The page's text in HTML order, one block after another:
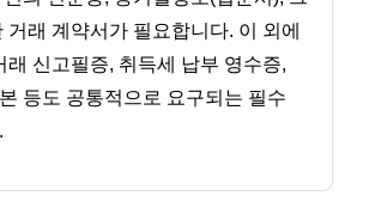
거래 계약서가 필요합니다. 이 외에
래 신고필증, 취득세 납부 영수증,
등도 공통적으로 요구되는 필수